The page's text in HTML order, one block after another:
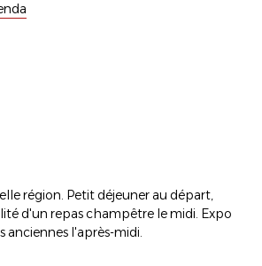
région. Petit déjeuner au départ,
d'un repas champêtre le midi. Expo
anciennes l'après-midi.